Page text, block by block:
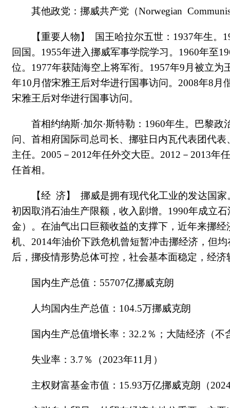
其他政党：挪威共产党（Norwegian
【重要人物】 国王哈拉尔五世：1937年生
回国。1955年进入挪威军事学院学习。1960年至
位。1977年获陆海空上将军衔。1957年9月被立
年10月偕宋雅王后对华进行国事访问。2008年8
宋雅王后对华进行国事访问。
首相约纳斯·加尔·斯特勒：1960年生。巴黎
问、首相府国际司总司长、挪驻日内瓦代表团代
主任。2005－2012年任外交大臣。2012－2013年
任首相。
【经 济】 挪威是拥有现代化工业的发达国
初因取消石油生产限额，收入剧增。1990年成立
金）。在油气出口巨额收益的支撑下，近年来挪
机、2014年油价下跌危机曾短暂冲击挪经济，但
后，挪疫情形势总体可控，社会基本面稳定，经
国内生产总值：55707亿挪威克朗
人均国内生产总值：104.5万挪威克朗
国内生产总值增长率：32.2％；大陆经济（
失业率：3.7％（2023年11月）
主权财富基金市值：15.93万亿挪威克朗（